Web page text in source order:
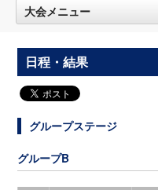
大会メニュー
日程・結果
グループステージ
グループB